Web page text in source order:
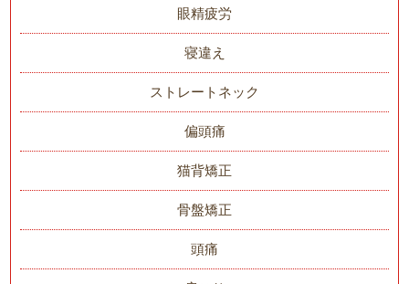
眼精疲労
寝違え
ストレートネック
偏頭痛
猫背矯正
骨盤矯正
頭痛